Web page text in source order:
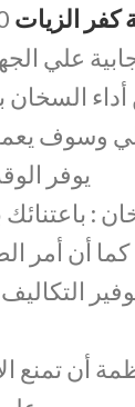
كفر الزيات
علي
السخان
وسوف
يوفر
:
أن أمر
أن